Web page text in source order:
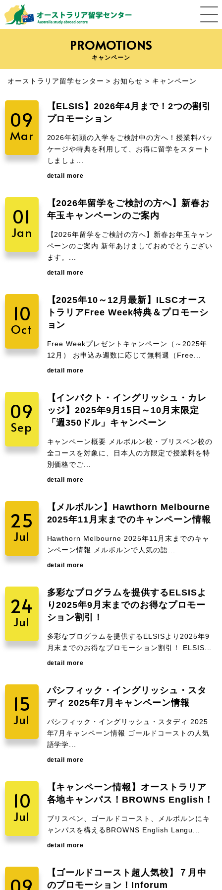
PROMOTIONS
キャンペーン
オーストラリア留学センター > お知らせ > キャンペーン
09
Mar
【ELSIS】2026年4月まで！2つの割引
プロモーション
2026年初頭の入学をご検討中の方へ！授業料パッ
ケージや特典を利用して、お得に留学をスタート
しましょ...
detail more
01
Jan
【2026年留学をご検討の方へ】新春お
年玉キャンペーンのご案内
【2026年留学をご検討の方へ】新春お年玉キャン
ペーンのご案内 新年あけましておめでとうござい
ます。...
detail more
10
Oct
【2025年10～12月最新】ILSCオース
トラリアFree Week特典＆プロモーシ
ョン
Free Weekプレゼントキャンペーン（～2025年
12月） お申込み週数に応じて無料週（Free...
detail more
09
Sep
【インパクト・イングリッシュ・カレ
ッジ】2025年9月15日～10月末限定
「週350ドル」キャンペーン
キャンペーン概要 メルボルン校・ブリスベン校の
全コースを対象に、日本人の方限定で授業料を特
別価格でご...
detail more
25
Jul
【メルボルン】Hawthorn Melbourne
2025年11月末までのキャンペーン情報
Hawthorn Melbourne 2025年11月末までのキャ
ンペーン情報 メルボルンで人気の語...
detail more
24
Jul
多彩なプログラムを提供するELSISよ
り2025年9月末までのお得なプロモー
ション割引！
多彩なプログラムを提供するELSISより2025年9
月末までのお得なプロモーション割引！ ELSIS...
detail more
15
Jul
パシフィック・イングリッシュ・スタ
ディ 2025年7月キャンペーン情報
パシフィック・イングリッシュ・スタディ 2025
年7月キャンペーン情報 ゴールドコーストの人気
語学学...
detail more
10
Jul
【キャンペーン情報】オーストラリア
各地キャンパス！BROWNS English！
ブリスベン、ゴールドコースト、メルボルンにキ
ャンパスを構えるBROWNS English Langu...
detail more
【ゴールドコースト超人気校】７月中
のプロモーション！Inforum